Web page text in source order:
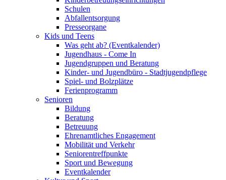
Schulen
Abfallentsorgung
Presseorgane
Kids und Teens
Was geht ab? (Eventkalender)
Jugendhaus - Come In
Jugendgruppen und Beratung
Kinder- und Jugendbüro - Stadtjugendpflege
Spiel- und Bolzplätze
Ferienprogramm
Senioren
Bildung
Beratung
Betreuung
Ehrenamtliches Engagement
Mobilität und Verkehr
Seniorentreffpunkte
Sport und Bewegung
Eventkalender